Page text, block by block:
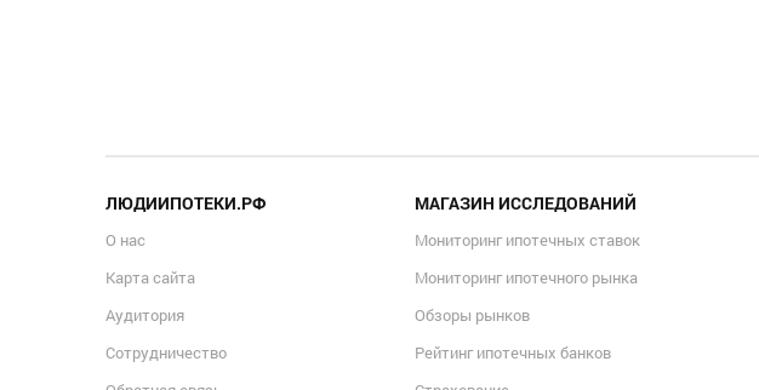
ЛЮДИИПОТЕКИ.РФ
О нас
Карта сайта
Аудитория
Сотрудничество
МАГАЗИН ИССЛЕДОВАНИЙ
Мониторинг ипотечных ставок
Мониторинг ипотечного рынка
Обзоры рынков
Рейтинг ипотечных банков